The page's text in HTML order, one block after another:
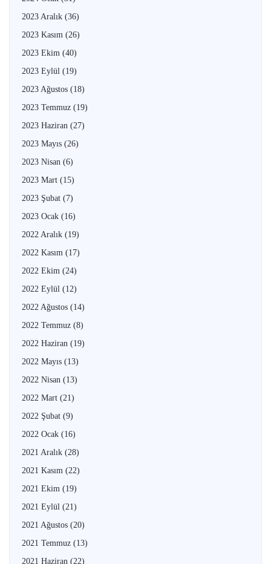
2023 Aralık (36)
2023 Kasım (26)
2023 Ekim (40)
2023 Eylül (19)
2023 Ağustos (18)
2023 Temmuz (19)
2023 Haziran (27)
2023 Mayıs (26)
2023 Nisan (6)
2023 Mart (15)
2023 Şubat (7)
2023 Ocak (16)
2022 Aralık (19)
2022 Kasım (17)
2022 Ekim (24)
2022 Eylül (12)
2022 Ağustos (14)
2022 Temmuz (8)
2022 Haziran (19)
2022 Mayıs (13)
2022 Nisan (13)
2022 Mart (21)
2022 Şubat (9)
2022 Ocak (16)
2021 Aralık (28)
2021 Kasım (22)
2021 Ekim (19)
2021 Eylül (21)
2021 Ağustos (20)
2021 Temmuz (13)
2021 Haziran (22)